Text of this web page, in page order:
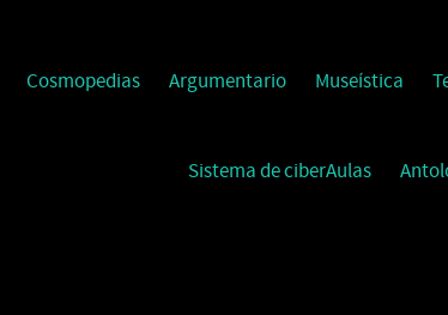
Cosmopedias Argumentario Museística
Sistema de ciberAulas